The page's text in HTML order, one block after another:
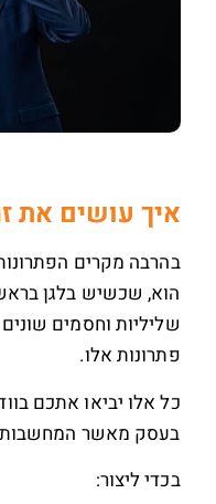
איך עושים את
בהרבה מקרים
הוא, שכשיש בלגן
שליליות וחסמים שונים
פתרונות אלו.
כל אלו יביאו אתכם
בעסק מאשר המחשבות
בכדי ליצור: